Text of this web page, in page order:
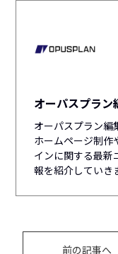
オーパスプラン
オーパスプラン編
ホームページ制作
インに関する最新
報を紹介していき
前の記事へ